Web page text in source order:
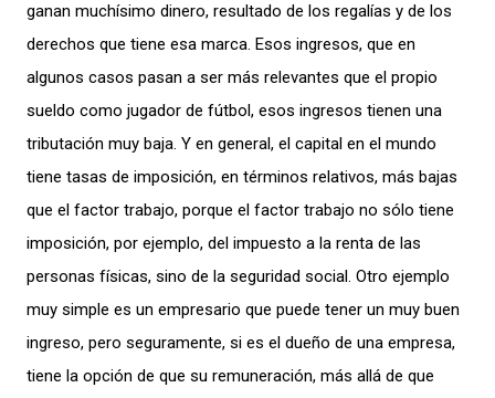
ganan muchísimo dinero, resultado de los regalías y de los
derechos que tiene esa marca. Esos ingresos, que en
algunos casos pasan a ser más relevantes que el propio
sueldo como jugador de fútbol, esos ingresos tienen una
tributación muy baja. Y en general, el capital en el mundo
tiene tasas de imposición, en términos relativos, más bajas
que el factor trabajo, porque el factor trabajo no sólo tiene
imposición, por ejemplo, del impuesto a la renta de las
personas físicas, sino de la seguridad social. Otro ejemplo
muy simple es un empresario que puede tener un muy buen
ingreso, pero seguramente, si es el dueño de una empresa,
tiene la opción de que su remuneración, más allá de que